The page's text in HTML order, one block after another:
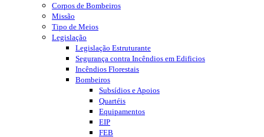
Corpos de Bombeiros
Missão
Tipo de Meios
Legislação
Legislação Estruturante
Segurança contra Incêndios em Edificios
Incêndios Florestais
Bombeiros
Subsídios e Apoios
Quartéis
Equipamentos
EIP
FEB